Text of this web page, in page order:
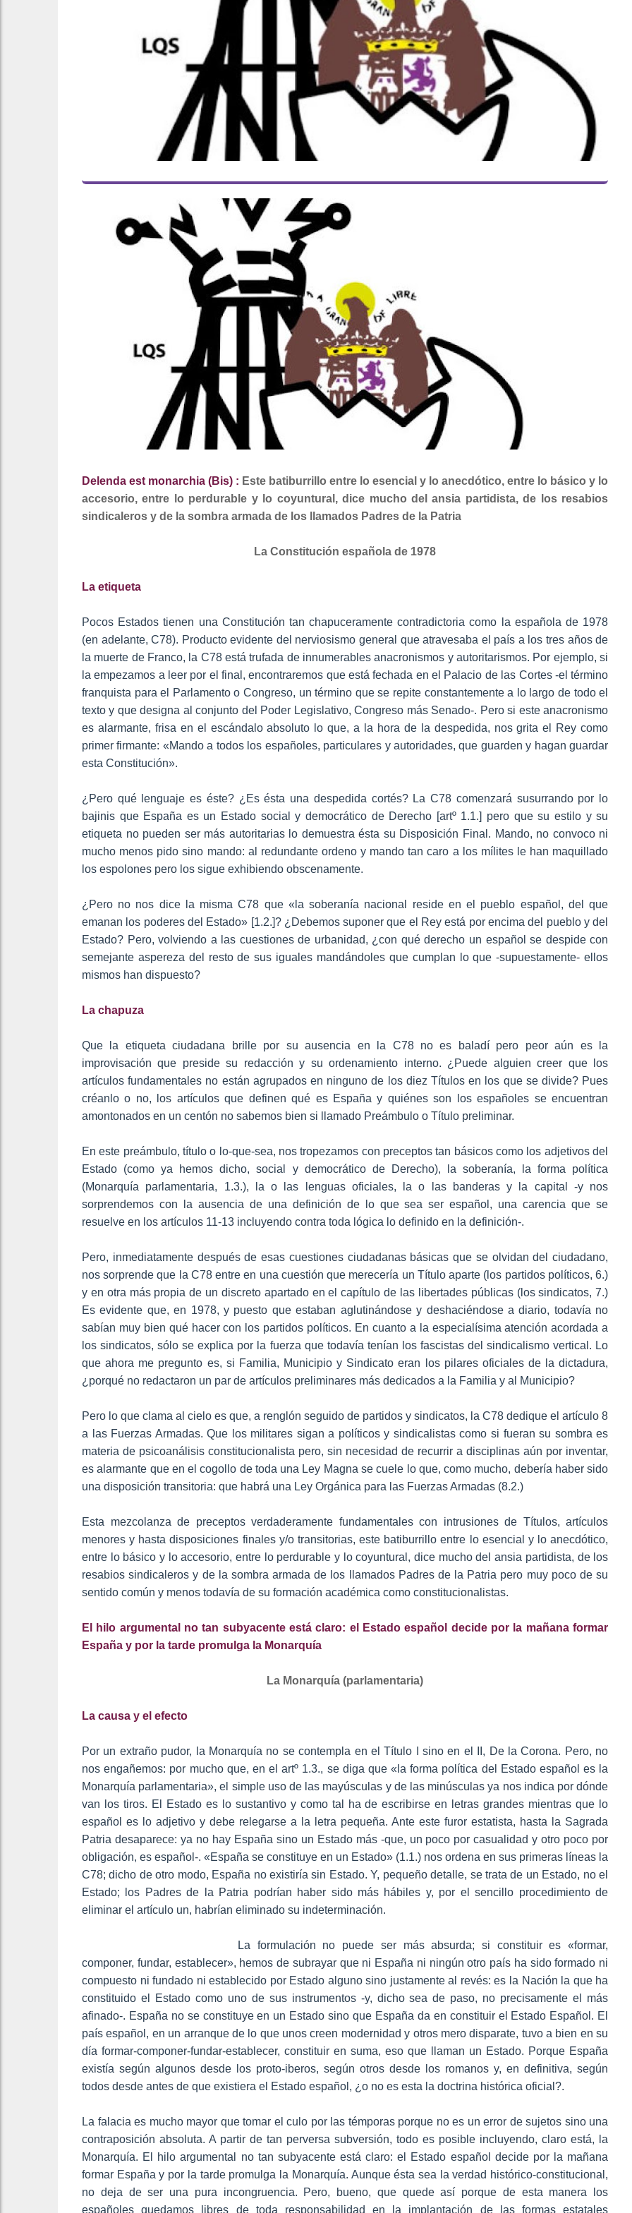
Delenda est monarchia (Bis) : Este batiburrillo entre lo esencial y lo anecdótico, entre lo básico y lo
accesorio, entre lo perdurable y lo coyuntural, dice mucho del ansia partidista, de los resabios
sindicaleros y de la sombra armada de los llamados Padres de la Patria
La Constitución española de 1978
La etiqueta
Pocos Estados tienen una Constitución tan chapuceramente contradictoria como la española de 1978
(en adelante, C78). Producto evidente del nerviosismo general que atravesaba el país a los tres años de
la muerte de Franco, la C78 está trufada de innumerables anacronismos y autoritarismos. Por ejemplo, si
la empezamos a leer por el final, encontraremos que está fechada en el Palacio de las Cortes -el término
franquista para el Parlamento o Congreso, un término que se repite constantemente a lo largo de todo el
texto y que designa al conjunto del Poder Legislativo, Congreso más Senado-. Pero si este anacronismo
es alarmante, frisa en el escándalo absoluto lo que, a la hora de la despedida, nos grita el Rey como
primer firmante: «Mando a todos los españoles, particulares y autoridades, que guarden y hagan guardar
esta Constitución».
¿Pero qué lenguaje es éste? ¿Es ésta una despedida cortés? La C78 comenzará susurrando por lo
bajinis que España es un Estado social y democrático de Derecho [artº 1.1.] pero que su estilo y su
etiqueta no pueden ser más autoritarias lo demuestra ésta su Disposición Final. Mando, no convoco ni
mucho menos pido sino mando: al redundante ordeno y mando tan caro a los mílites le han maquillado
los espolones pero los sigue exhibiendo obscenamente.
¿Pero no nos dice la misma C78 que «la soberanía nacional reside en el pueblo español, del que
emanan los poderes del Estado» [1.2.]? ¿Debemos suponer que el Rey está por encima del pueblo y del
Estado? Pero, volviendo a las cuestiones de urbanidad, ¿con qué derecho un español se despide con
semejante aspereza del resto de sus iguales mandándoles que cumplan lo que -supuestamente- ellos
mismos han dispuesto?
La chapuza
Que la etiqueta ciudadana brille por su ausencia en la C78 no es baladí pero peor aún es la
improvisación que preside su redacción y su ordenamiento interno. ¿Puede alguien creer que los
artículos fundamentales no están agrupados en ninguno de los diez Títulos en los que se divide? Pues
créanlo o no, los artículos que definen qué es España y quiénes son los españoles se encuentran
amontonados en un centón no sabemos bien si llamado Preámbulo o Título preliminar.
En este preámbulo, título o lo-que-sea, nos tropezamos con preceptos tan básicos como los adjetivos del
Estado (como ya hemos dicho, social y democrático de Derecho), la soberanía, la forma política
(Monarquía parlamentaria, 1.3.), la o las lenguas oficiales, la o las banderas y la capital -y nos
sorprendemos con la ausencia de una definición de lo que sea ser español, una carencia que se
resuelve en los artículos 11-13 incluyendo contra toda lógica lo definido en la definición-.
Pero, inmediatamente después de esas cuestiones ciudadanas básicas que se olvidan del ciudadano,
nos sorprende que la C78 entre en una cuestión que merecería un Título aparte (los partidos políticos, 6.)
y en otra más propia de un discreto apartado en el capítulo de las libertades públicas (los sindicatos, 7.)
Es evidente que, en 1978, y puesto que estaban aglutinándose y deshaciéndose a diario, todavía no
sabían muy bien qué hacer con los partidos políticos. En cuanto a la especialísima atención acordada a
los sindicatos, sólo se explica por la fuerza que todavía tenían los fascistas del sindicalismo vertical. Lo
que ahora me pregunto es, si Familia, Municipio y Sindicato eran los pilares oficiales de la dictadura,
¿porqué no redactaron un par de artículos preliminares más dedicados a la Familia y al Municipio?
Pero lo que clama al cielo es que, a renglón seguido de partidos y sindicatos, la C78 dedique el artículo 8
a las Fuerzas Armadas. Que los militares sigan a políticos y sindicalistas como si fueran su sombra es
materia de psicoanálisis constitucionalista pero, sin necesidad de recurrir a disciplinas aún por inventar,
es alarmante que en el cogollo de toda una Ley Magna se cuele lo que, como mucho, debería haber sido
una disposición transitoria: que habrá una Ley Orgánica para las Fuerzas Armadas (8.2.)
Esta mezcolanza de preceptos verdaderamente fundamentales con intrusiones de Títulos, artículos
menores y hasta disposiciones finales y/o transitorias, este batiburrillo entre lo esencial y lo anecdótico,
entre lo básico y lo accesorio, entre lo perdurable y lo coyuntural, dice mucho del ansia partidista, de los
resabios sindicaleros y de la sombra armada de los llamados Padres de la Patria pero muy poco de su
sentido común y menos todavía de su formación académica como constitucionalistas.
El hilo argumental no tan subyacente está claro: el Estado español decide por la mañana formar
España y por la tarde promulga la Monarquía
La Monarquía (parlamentaria)
La causa y el efecto
Por un extraño pudor, la Monarquía no se contempla en el Título I sino en el II, De la Corona. Pero, no
nos engañemos: por mucho que, en el artº 1.3., se diga que «la forma política del Estado español es la
Monarquía parlamentaria», el simple uso de las mayúsculas y de las minúsculas ya nos indica por dónde
van los tiros. El Estado es lo sustantivo y como tal ha de escribirse en letras grandes mientras que lo
español es lo adjetivo y debe relegarse a la letra pequeña. Ante este furor estatista, hasta la Sagrada
Patria desaparece: ya no hay España sino un Estado más -que, un poco por casualidad y otro poco por
obligación, es español-. «España se constituye en un Estado» (1.1.) nos ordena en sus primeras líneas la
C78; dicho de otro modo, España no existiría sin Estado. Y, pequeño detalle, se trata de un Estado, no el
Estado; los Padres de la Patria podrían haber sido más hábiles y, por el sencillo procedimiento de
eliminar el artículo un, habrían eliminado su indeterminación.
La formulación no puede ser más absurda; si constituir es «formar,
componer, fundar, establecer», hemos de subrayar que ni España ni ningún otro país ha sido formado ni
compuesto ni fundado ni establecido por Estado alguno sino justamente al revés: es la Nación la que ha
constituido el Estado como uno de sus instrumentos -y, dicho sea de paso, no precisamente el más
afinado-. España no se constituye en un Estado sino que España da en constituir el Estado Español. El
país español, en un arranque de lo que unos creen modernidad y otros mero disparate, tuvo a bien en su
día formar-componer-fundar-establecer, constituir en suma, eso que llaman un Estado. Porque España
existía según algunos desde los proto-iberos, según otros desde los romanos y, en definitiva, según
todos desde antes de que existiera el Estado español, ¿o no es esta la doctrina histórica oficial?.
La falacia es mucho mayor que tomar el culo por las témporas porque no es un error de sujetos sino una
contraposición absoluta. A partir de tan perversa subversión, todo es posible incluyendo, claro está, la
Monarquía. El hilo argumental no tan subyacente está claro: el Estado español decide por la mañana
formar España y por la tarde promulga la Monarquía. Aunque ésta sea la verdad histórico-constitucional,
no deja de ser una pura incongruencia. Pero, bueno, que quede así porque de esta manera los
españoles quedamos libres de toda responsabilidad en la implantación de las formas estatales